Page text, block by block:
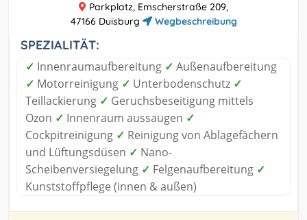
Parkplatz, Emscherstraße 209,
47166 Duisburg
Wegbeschreibung
SPEZIALITÄT:
✓ Innenraumaufbereitung ✓ Außenaufbereitung
✓ Motorreinigung ✓ Unterbodenschutz ✓
Teillackierung ✓ Geruchsbeseitigung mittels
Ozon ✓ Innenraum aussaugen ✓
Cockpitreinigung ✓ Reinigung von Ablagefächern
und Lüftungsdüsen ✓ Nano-
Scheibenversiegelung ✓ Felgenaufbereitung ✓
Kunststoffpflege (innen & außen)